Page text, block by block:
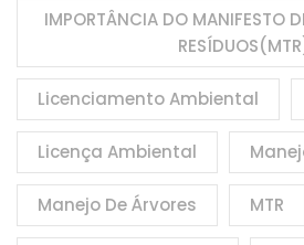
IMPORTÂNCIA DO MANIFESTO
Licenciamento Ambiental
Licença Ambiental
Manejo De Árvores MTR